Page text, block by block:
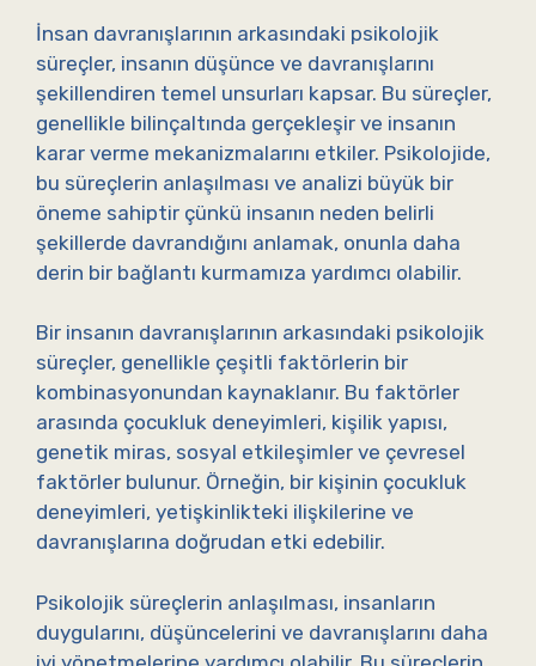
İnsan davranışlarının arkasındaki psikolojik
süreçler, insanın düşünce ve davranışlarını
şekillendiren temel unsurları kapsar. Bu süreçler,
genellikle bilinçaltında gerçekleşir ve insanın
karar verme mekanizmalarını etkiler. Psikolojide,
bu süreçlerin anlaşılması ve analizi büyük bir
öneme sahiptir çünkü insanın neden belirli
şekillerde davrandığını anlamak, onunla daha
derin bir bağlantı kurmamıza yardımcı olabilir.
Bir insanın davranışlarının arkasındaki psikolojik
süreçler, genellikle çeşitli faktörlerin bir
kombinasyonundan kaynaklanır. Bu faktörler
arasında çocukluk deneyimleri, kişilik yapısı,
genetik miras, sosyal etkileşimler ve çevresel
faktörler bulunur. Örneğin, bir kişinin çocukluk
deneyimleri, yetişkinlikteki ilişkilerine ve
davranışlarına doğrudan etki edebilir.
Psikolojik süreçlerin anlaşılması, insanların
duygularını, düşüncelerini ve davranışlarını daha